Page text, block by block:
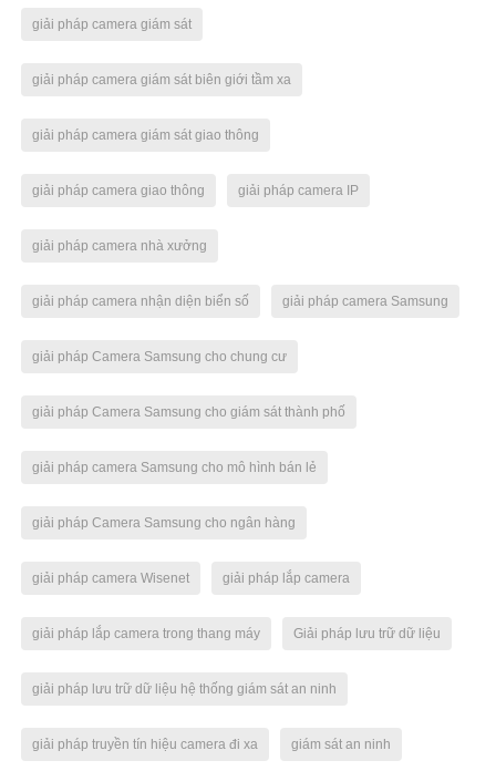
giải pháp camera giám sát
giải pháp camera giám sát biên giới tầm xa
giải pháp camera giám sát giao thông
giải pháp camera giao thông giải pháp camera IP
giải pháp camera nhà xưởng
giải pháp camera nhận diện biển số giải pháp camera Samsung
giải pháp Camera Samsung cho chung cư
giải pháp Camera Samsung cho giám sát thành phố
giải pháp camera Samsung cho mô hình bán lẻ
giải pháp Camera Samsung cho ngân hàng
giải pháp camera Wisenet giải pháp lắp camera
giải pháp lắp camera trong thang máy Giải pháp lưu trữ dữ liệu
giải pháp lưu trữ dữ liệu hệ thống giám sát an ninh
giải pháp truyền tín hiệu camera đi xa giám sát an ninh